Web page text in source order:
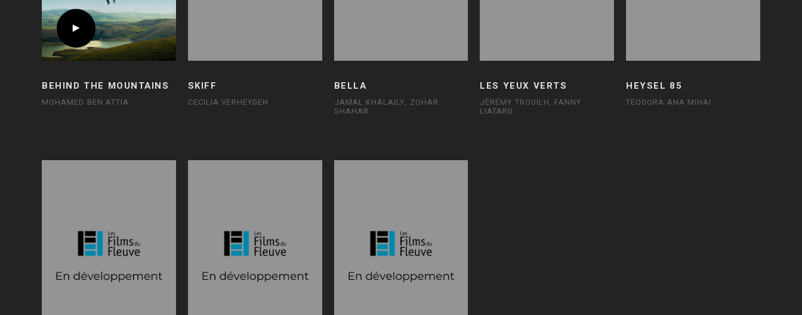
BEHIND THE MOUNTAINS
MOHAMED BEN ATTIA
SKIFF
CECILIA VERHEYDEN
BELLA
JAMAL KHALAILY, ZOHAR
SHAHAR
LES YEUX VERTS
JÉRÉMY TROUILH, FANNY
LIATARD
HEYSEL 85
TEODORA ANA MIHAI